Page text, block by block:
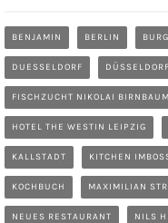
BENJAMIN BERLIN
DUESSELDORF DÜSSELDORF
FISCHZUCHT NIKOLAI BIRNBAUM
HOTEL THE WESTIN LEIPZIG
KALLSTADT KITCHEN
KOCHBUCH MAXIMILIAN
NEUES RESTAURANT NILS